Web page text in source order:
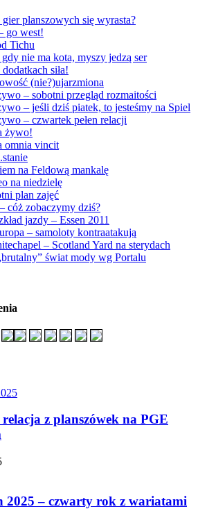
planszowych się wyrasta?
go west!
Tichu
nie ma kota, myszy jedzą ser
siła!
(nie?)ujarzmiona
– sobotni przegląd rozmaitości
– jeśli dziś piatek, to jesteśmy na Spiel
– czwartek pełen relacji
żywo!
omnia vincit
na Feldową mankalę
na niedzielę
plan zajęć
cóż zobaczymy dziś?
jazdy – Essen 2011
– samoloty kontraatakują
– Scotland Yard na sterydach
świat mody wg Portalu
z planszówek na PGE
2025 – czwarty rok z wariatami